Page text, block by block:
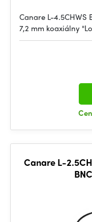
Canare L-4.5CHWS
7,2 mm koaxiálny
Canare L-